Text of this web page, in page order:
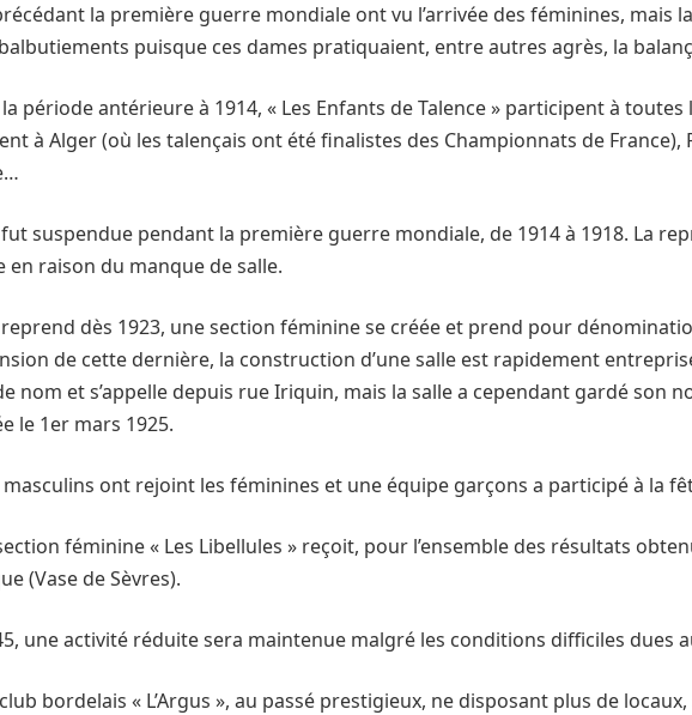
la première guerre mondiale ont vu l’arrivée des féminines, mais
balbutiements puisque ces dames pratiquaient, entre autres agrès, la
période antérieure à 1914, « Les Enfants de Talence » participent à
à Alger (où les talençais ont été finalistes des Championnats de France),
fut suspendue pendant la première guerre mondiale, de 1914 à 1918. La
en raison du manque de salle.
reprend dès 1923, une section féminine se créée et prend pour
de cette dernière, la construction d’une salle est rapidement
nom et s’appelle depuis rue Iriquin, mais la salle a cependant gardé son
le 1er mars 1925.
masculins ont rejoint les féminines et une équipe garçons a participé à la
féminine « Les Libellules » reçoit, pour l’ensemble des résultats
(Vase de Sèvres).
une activité réduite sera maintenue malgré les conditions difficiles dues
bordelais « L’Argus », au passé prestigieux, ne disposant plus de locaux,